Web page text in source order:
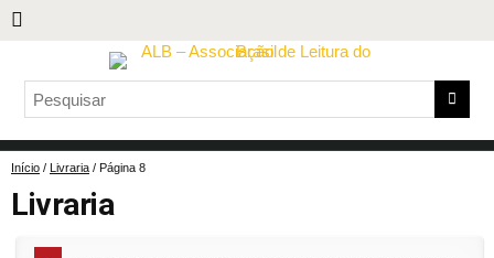
Início / Livraria / Página 8
Livraria